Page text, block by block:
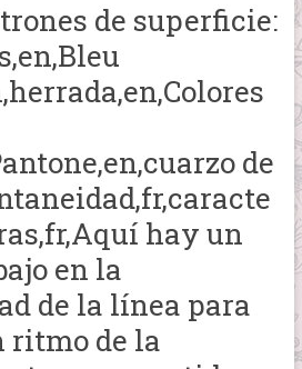
de superficie:
de
hay un
en la
de la línea para
ritmo de la